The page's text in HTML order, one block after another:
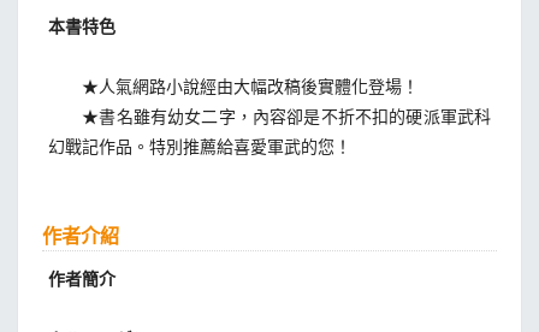
本書特色
★人氣網路小說經由大幅改稿後實體化登場！
★書名雖有幼女二字，內容卻是不折不扣的硬派軍武科
幻戰記作品。特別推薦給喜愛軍武的您！
作者介紹
作者簡介